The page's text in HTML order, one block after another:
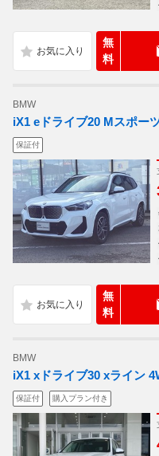
無
料
BMW
iX1 eドライブ20 Mスポ
保証付
無
料
BMW
iX1 xドライブ30 xライン
保証付 購入プラン付き